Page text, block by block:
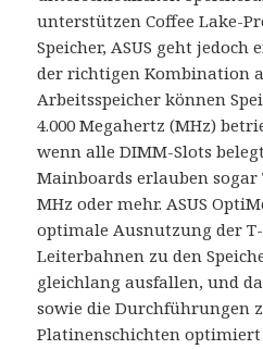
unterstützen Coffee Lake-
Speicher, ASUS geht
der richtigen Kombination
Arbeitsspeicher können
4.000 Megahertz (MHz)
wenn alle DIMM-Slots
Mainboards erlauben sogar
MHz oder mehr. ASUS
optimale Ausnutzung der
Leiterbahnen zu den
gleichlang ausfallen, und
sowie die Durchführungen
Platinenschichten